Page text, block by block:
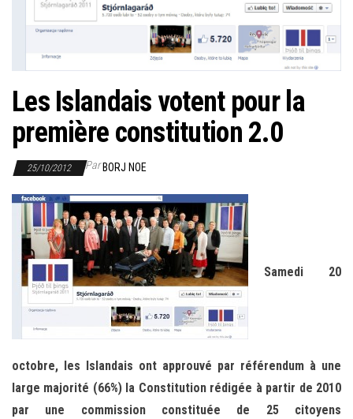
a
n
Les Islandais votent pour la
première constitution 2.0
25/10/2012 ParBORJ NOE
Samedi 20
octobre, les Islandais ont approuvé par référendum à une
large majorité (66%) la Constitution rédigée à partir de 2010
par une commission constituée de 25 citoyens